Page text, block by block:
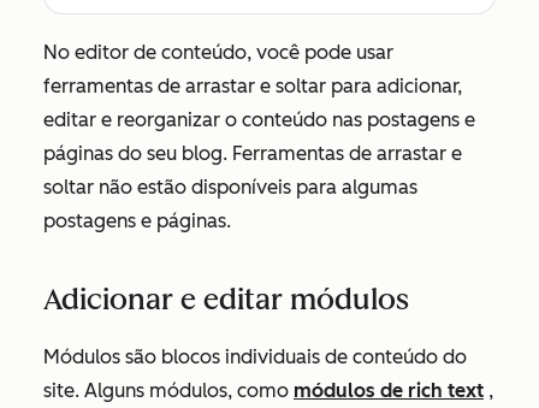
No editor de conteúdo, você pode usar
ferramentas de arrastar e soltar para adicionar,
editar e reorganizar o conteúdo nas postagens e
páginas do seu blog. Ferramentas de arrastar e
soltar não estão disponíveis para algumas
postagens e páginas.
Adicionar e editar módulos
Módulos são blocos individuais de conteúdo do
site. Alguns módulos, como módulos de rich text ,